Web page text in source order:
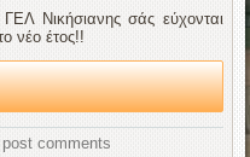
ΓΕΛ Νικήσιανης σάς εύχονται
νέο έτος!!
comments